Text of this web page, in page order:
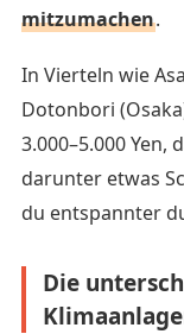
mitzumachen.
In Vierteln wie
Dotonbori
3.000–5.000 Yen,
darunter etwas
du entspannter
Die